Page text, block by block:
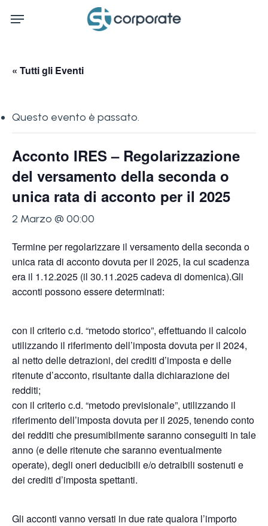
Menu
« Tutti gli Eventi
Questo evento è passato.
Acconto IRES – Regolarizzazione
del versamento della seconda o
unica rata di acconto per il 2025
2 Marzo @ 00:00
Termine per regolarizzare il versamento della seconda o
unica rata di acconto dovuta per il 2025, la cui scadenza
era il 1.12.2025 (il 30.11.2025 cadeva di domenica).Gli
acconti possono essere determinati:
con il criterio c.d. “metodo storico”, effettuando il calcolo
utilizzando il riferimento dell’imposta dovuta per il 2024,
al netto delle detrazioni, dei crediti d’imposta e delle
ritenute d’acconto, risultante dalla dichiarazione dei
redditi;
con il criterio c.d. “metodo previsionale”, utilizzando il
riferimento dell’imposta dovuta per il 2025, tenendo conto
dei redditi che presumibilmente saranno conseguiti in tale
anno (e delle ritenute che saranno eventualmente
operate), degli oneri deducibili e/o detraibili sostenuti e
dei crediti d’imposta spettanti.
Gli acconti vanno versati in due rate qualora l’importo